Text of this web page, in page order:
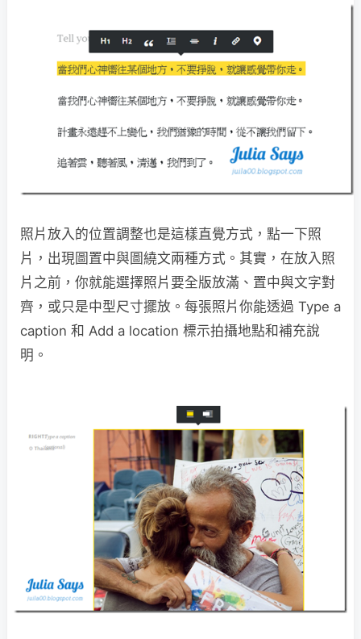
照片放入的位置調整也是這樣直覺方式，點一下照
片，出現圖置中與圖繞文兩種方式。其實，在放入照
片之前，你就能選擇照片要全版放滿、置中與文字對
齊，或只是中型尺寸擺放。每張照片你能透過 Type a
caption 和 Add a location 標示拍攝地點和補充說
明。